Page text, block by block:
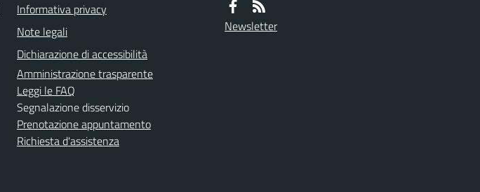
Informativa privacy
Note legali
Dichiarazione di accessibilità
Amministrazione trasparente
Leggi le FAQ
Segnalazione disservizio
Prenotazione appuntamento
Richiesta d'assistenza
Newsletter